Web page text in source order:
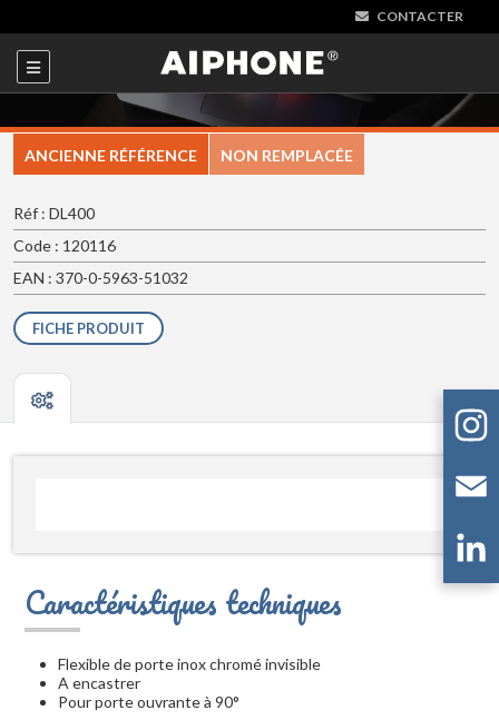
CONTACTER
ANCIENNE RÉFÉRENCE NON REMPLACÉE
Réf : DL400
Code : 120116
EAN : 370-0-5963-51032
FICHE PRODUIT
Caractéristiques techniques
Flexible de porte inox chromé invisible
A encastrer
Pour porte ouvrante à 90°